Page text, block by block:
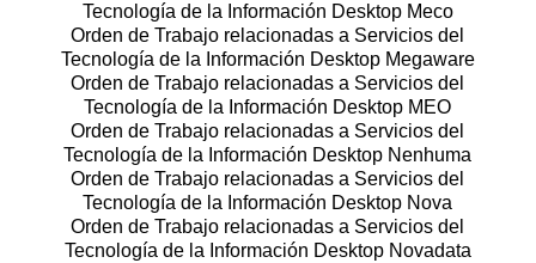
Tecnología de la Información Desktop Meco
Orden de Trabajo relacionadas a Servicios del
Tecnología de la Información Desktop Megaware
Orden de Trabajo relacionadas a Servicios del
Tecnología de la Información Desktop MEO
Orden de Trabajo relacionadas a Servicios del
Tecnología de la Información Desktop Nenhuma
Orden de Trabajo relacionadas a Servicios del
Tecnología de la Información Desktop Nova
Orden de Trabajo relacionadas a Servicios del
Tecnología de la Información Desktop Novadata